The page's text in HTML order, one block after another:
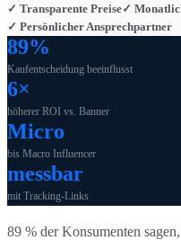
✓ Transparente Preise✓
✓ Persönlicher Ansprechpartner
89%
Kaufentscheidung beeinflusst
6×
höherer ROI vs. Banner
Micro
bis Macro Influencer
messbar
mit Tracking-Links
89 % der Konsumenten